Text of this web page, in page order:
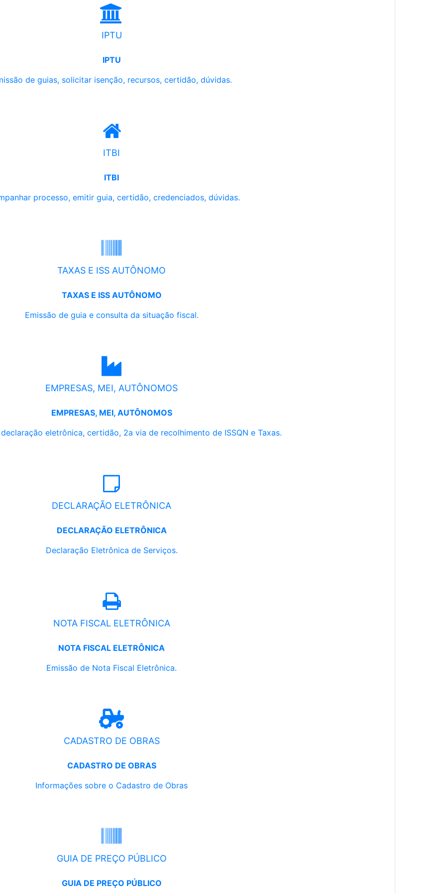
IPTU
IPTU
de guias, solicitar isenção, recursos, certidão, dúvidas.
ITBI
ITBI
processo, emitir guia, certidão, credenciados, dúvidas.
TAXAS E ISS AUTÔNOMO
TAXAS E ISS AUTÔNOMO
Emissão de guia e consulta da situação fiscal.
EMPRESAS, MEI, AUTÔNOMOS
EMPRESAS, MEI, AUTÔNOMOS
eletrônica, certidão, 2a via de recolhimento de ISSQN e Taxas.
DECLARAÇÃO ELETRÔNICA
DECLARAÇÃO ELETRÔNICA
Declaração Eletrônica de Serviços.
NOTA FISCAL ELETRÔNICA
NOTA FISCAL ELETRÔNICA
Emissão de Nota Fiscal Eletrônica.
CADASTRO DE OBRAS
CADASTRO DE OBRAS
Informações sobre o Cadastro de Obras
GUIA DE PREÇO PÚBLICO
GUIA DE PREÇO PÚBLICO